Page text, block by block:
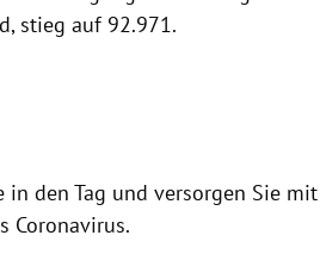
stieg auf 92.971.
den Tag und versorgen Sie
Coronavirus.